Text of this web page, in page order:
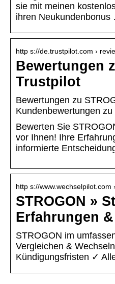
sie mit meinen
ihren
http s://de.trustpilot.com ›
Bewertungen
Trustpilot
Bewertungen zu
Kundenbewertungen
Bewerten Sie
vor Ihnen! Ihre
informierte
http s://
STROGON »
Erfahrungen
STROGON im
Vergleichen &
Kündigungsfristen ✓